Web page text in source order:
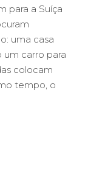
para a Suíça
uma casa
um carro para
colocam
tempo, o